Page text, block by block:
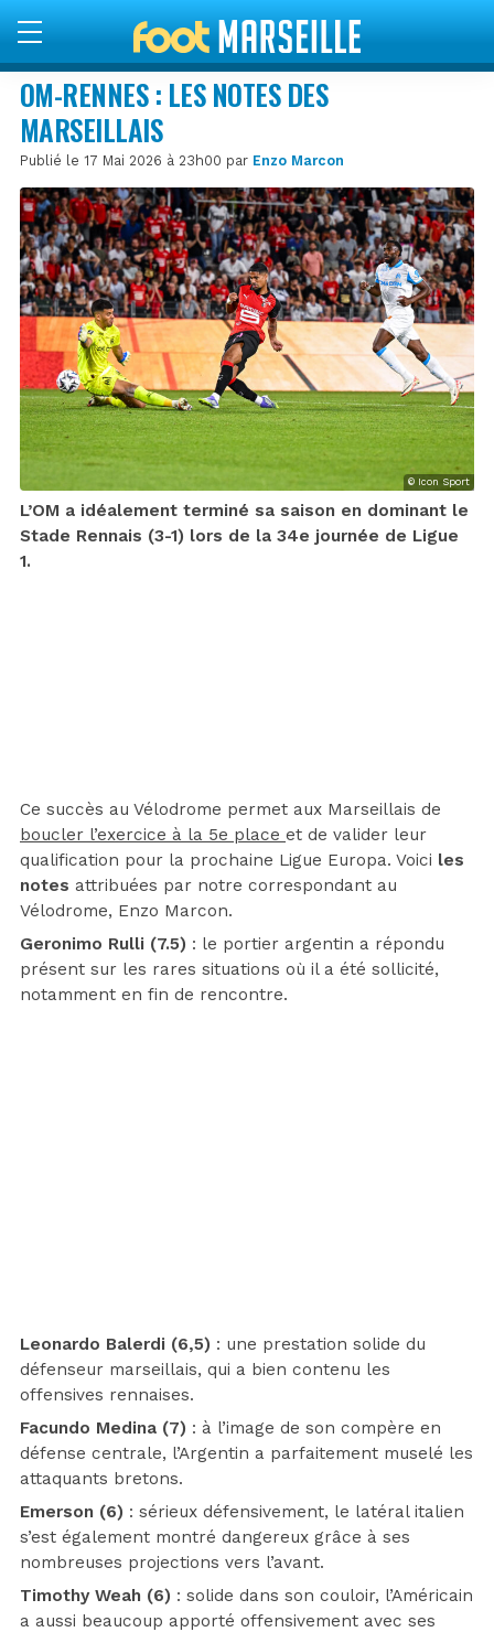
OM-RENNES : LES NOTES DES
MARSEILLAIS
Publié le 17 Mai 2026 à 23h00 par Enzo Marcon
© Icon Sport
L’OM a idéalement terminé sa saison en dominant le
Stade Rennais (3-1) lors de la 34e journée de Ligue
1.
Ce succès au Vélodrome permet aux Marseillais de
boucler l’exercice à la 5e place et de valider leur
qualification pour la prochaine Ligue Europa. Voici les
notes attribuées par notre correspondant au
Vélodrome, Enzo Marcon.
Geronimo Rulli (7.5) : le portier argentin a répondu
présent sur les rares situations où il a été sollicité,
notamment en fin de rencontre.
Leonardo Balerdi (6,5) : une prestation solide du
défenseur marseillais, qui a bien contenu les
offensives rennaises.
Facundo Medina (7) : à l’image de son compère en
défense centrale, l’Argentin a parfaitement muselé les
attaquants bretons.
Emerson (6) : sérieux défensivement, le latéral italien
s’est également montré dangereux grâce à ses
nombreuses projections vers l’avant.
Timothy Weah (6) : solide dans son couloir, l’Américain
a aussi beaucoup apporté offensivement avec ses